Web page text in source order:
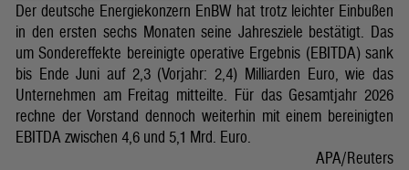
Der deutsche Energiekonzern EnBW hat trotz leichter Einbußen
in den ersten sechs Monaten seine Jahresziele bestätigt. Das
um Sondereffekte bereinigte operative Ergebnis (EBITDA) sank
bis Ende Juni auf 2,3 (Vorjahr: 2,4) Milliarden Euro, wie das
Unternehmen am Freitag mitteilte. Für das Gesamtjahr 2026
rechne der Vorstand dennoch weiterhin mit einem bereinigten
EBITDA zwischen 4,6 und 5,1 Mrd. Euro.
APA/Reuters